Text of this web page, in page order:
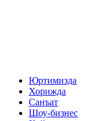
Юртимизда
Хорижда
Санъат
Шоу-бизнес